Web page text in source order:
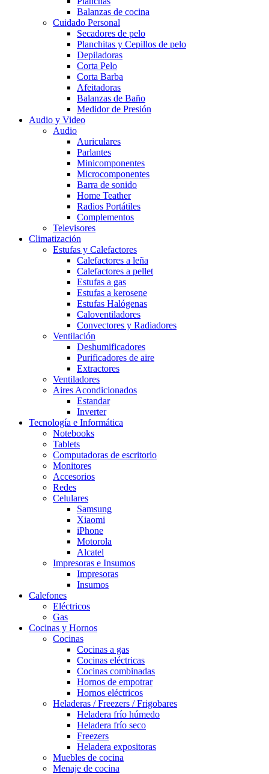
Balanzas de cocina
Cuidado Personal
Secadores de pelo
Planchitas y Cepillos de pelo
Depiladoras
Corta Pelo
Corta Barba
Afeitadoras
Balanzas de Baño
Medidor de Presión
Audio y Video
Audio
Auriculares
Parlantes
Minicomponentes
Microcomponentes
Barra de sonido
Home Teather
Radios Portátiles
Complementos
Televisores
Climatización
Estufas y Calefactores
Calefactores a leña
Calefactores a pellet
Estufas a gas
Estufas a kerosene
Estufas Halógenas
Caloventiladores
Convectores y Radiadores
Ventilación
Deshumificadores
Purificadores de aire
Extractores
Ventiladores
Aires Acondicionados
Estandar
Inverter
Tecnología e Informática
Notebooks
Tablets
Computadoras de escritorio
Monitores
Accesorios
Redes
Celulares
Samsung
Xiaomi
iPhone
Motorola
Alcatel
Impresoras e Insumos
Impresoras
Insumos
Calefones
Eléctricos
Gas
Cocinas y Hornos
Cocinas
Cocinas a gas
Cocinas eléctricas
Cocinas combinadas
Hornos de empotrar
Hornos eléctricos
Heladeras / Freezers / Frigobares
Heladera frío húmedo
Heladera frío seco
Freezers
Heladera expositoras
Muebles de cocina
Menaje de cocina